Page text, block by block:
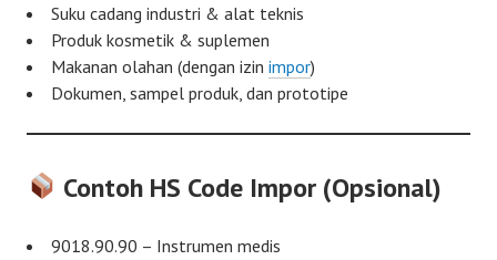
Suku cadang industri & alat teknis
Produk kosmetik & suplemen
Makanan olahan (dengan izin impor)
Dokumen, sampel produk, dan prototipe
Contoh HS Code Impor (Opsional)
9018.90.90 – Instrumen medis